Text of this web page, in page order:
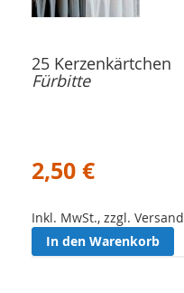
25 Kerzenkärtchen
Fürbitte
2,50 €
Inkl. MwSt., zzgl. Versand
In den Warenkorb